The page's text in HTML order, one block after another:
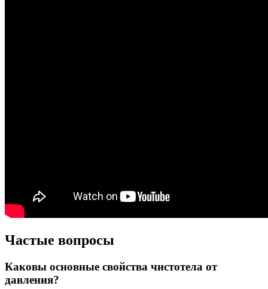
Частые вопросы
Каковы основные свойства чистотела от
давления?